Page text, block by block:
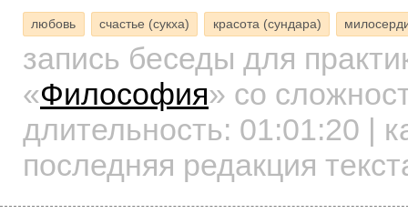
любовь счастье (сукха) красота (сундара)
запись беседы для
«Философия» со
длительность: 01:01:20 |
последняя редакция